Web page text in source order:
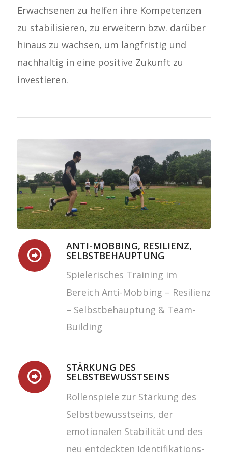
Erwachsenen zu helfen ihre Kompetenzen
zu stabilisieren, zu erweitern bzw. darüber
hinaus zu wachsen, um langfristig und
nachhaltig in eine positive Zukunft zu
investieren.
ANTI-MOBBING, RESILIENZ,
SELBSTBEHAUPTUNG
Spielerisches Training im
Bereich Anti-Mobbing – Resilienz
– Selbstbehauptung & Team-
Building
STÄRKUNG DES
SELBSTBEWUSSTSEINS
Rollenspiele zur Stärkung des
Selbstbewusstseins, der
emotionalen Stabilität und des
neu entdeckten Identifikations-